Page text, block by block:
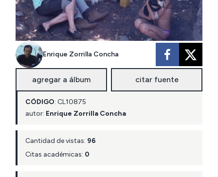
Enrique Zorrilla Concha
agregar a álbum citar fuente
CÓDIGO: CL10875
autor: Enrique Zorrilla Concha
Cantidad de vistas: 96
Citas académicas: 0